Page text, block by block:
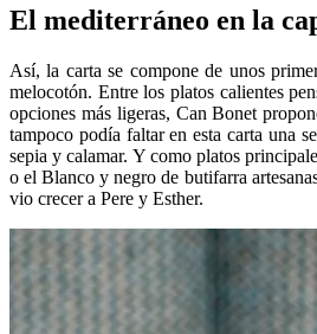
El mediterráneo en la
Así, la carta se compone de unos
melocotón. Entre los platos calientes
opciones más ligeras, Can Bonet
tampoco podía faltar en esta carta una
sepia y calamar. Y como platos
o el Blanco y negro de butifarra
vio crecer a Pere y Esther.